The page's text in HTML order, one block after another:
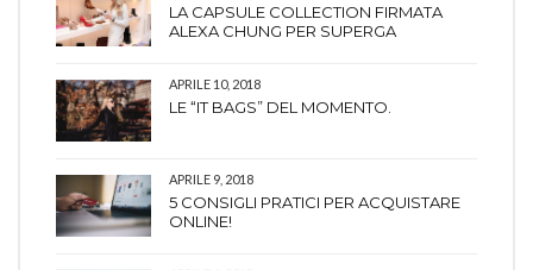
LA CAPSULE COLLECTION FIRMATA
ALEXA CHUNG PER SUPERGA
APRILE 10, 2018
LE “IT BAGS” DEL MOMENTO.
APRILE 9, 2018
5 CONSIGLI PRATICI PER ACQUISTARE
ONLINE!